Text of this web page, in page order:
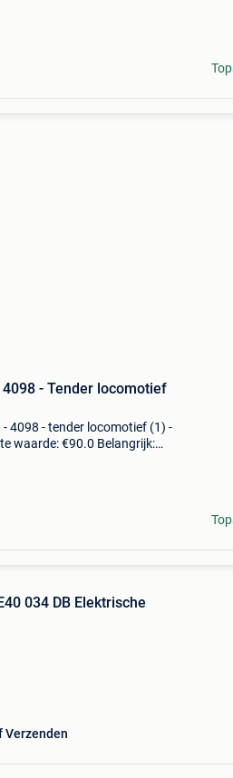
- Tender locomotief
4098 - tender locomotief (1) -
waarde: €90.0 Belangrijk:
034 DB Elektrische
Verzenden